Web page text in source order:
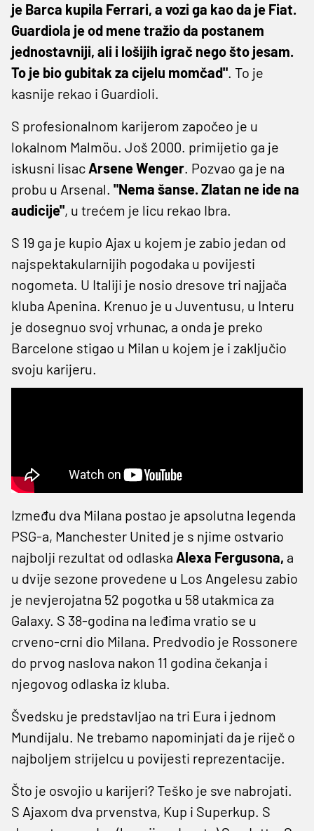
je Barca kupila Ferrari, a vozi ga kao da je Fiat.
Guardiola je od mene tražio da postanem
jednostavniji, ali i lošijih igrač nego što jesam.
To je bio gubitak za cijelu momčad". To je
kasnije rekao i Guardioli.
S profesionalnom karijerom započeo je u
lokalnom Malmöu. Još 2000. primijetio ga je
iskusni lisac Arsene Wenger. Pozvao ga je na
probu u Arsenal. "Nema šanse. Zlatan ne ide na
audicije", u trećem je licu rekao Ibra.
S 19 ga je kupio Ajax u kojem je zabio jedan od
najspektakularnijih pogodaka u povijesti
nogometa. U Italiji je nosio dresove tri najjača
kluba Apenina. Krenuo je u Juventusu, u Interu
je dosegnuo svoj vrhunac, a onda je preko
Barcelone stigao u Milan u kojem je i zaključio
svoju karijeru.
Između dva Milana postao je apsolutna legenda
PSG-a, Manchester United je s njime ostvario
najbolji rezultat od odlaska Alexa Fergusona, a
u dvije sezone provedene u Los Angelesu zabio
je nevjerojatna 52 pogotka u 58 utakmica za
Galaxy. S 38-godina na leđima vratio se u
crveno-crni dio Milana. Predvodio je Rossonere
do prvog naslova nakon 11 godina čekanja i
njegovog odlaska iz kluba.
Švedsku je predstavljao na tri Eura i jednom
Mundijalu. Ne trebamo napominjati da je riječ o
najboljem strijelcu u povijesti reprezentacije.
Što je osvojio u karijeri? Teško je sve nabrojati.
S Ajaxom dva prvenstva, Kup i Superkup. S